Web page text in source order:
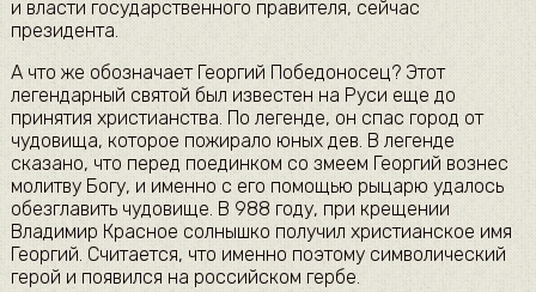
и власти государственного правителя, сейчас
президента.
А что же обозначает Георгий Победоносец? Этот
легендарный святой был известен на Руси еще до
принятия христианства. По легенде, он спас город от
чудовища, которое пожирало юных дев. В легенде
сказано, что перед поединком со змеем Георгий вознес
молитву Богу, и именно с его помощью рыцарю удалось
обезглавить чудовище. В 988 году, при крещении
Владимир Красное солнышко получил христианское имя
Георгий. Считается, что именно поэтому символический
герой и появился на российском гербе.